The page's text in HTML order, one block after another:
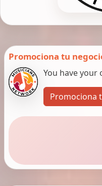
Promociona tu
You have your
Promociona